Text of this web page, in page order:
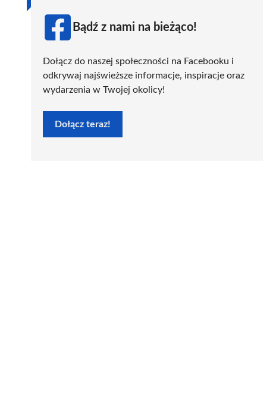
Bądź z nami na bieżąco!
Dołącz do naszej społeczności na Facebooku i
odkrywaj najświeższe informacje, inspiracje oraz
wydarzenia w Twojej okolicy!
Dołącz teraz!